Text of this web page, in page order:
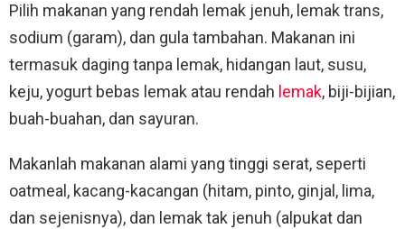
Pilih makanan yang rendah lemak jenuh, lemak trans,
sodium (garam), dan gula tambahan. Makanan ini
termasuk daging tanpa lemak, hidangan laut, susu,
keju, yogurt bebas lemak atau rendah lemak, biji-bijian,
buah-buahan, dan sayuran.
Makanlah makanan alami yang tinggi serat, seperti
oatmeal, kacang-kacangan (hitam, pinto, ginjal, lima,
dan sejenisnya), dan lemak tak jenuh (alpukat dan